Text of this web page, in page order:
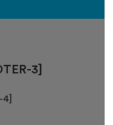
3]
4]